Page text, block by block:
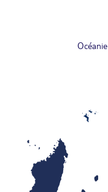
Océanie